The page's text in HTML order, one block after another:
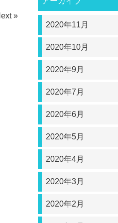
»
2020年11月
2020年10月
2020年9月
2020年7月
2020年6月
2020年5月
2020年4月
2020年3月
2020年2月